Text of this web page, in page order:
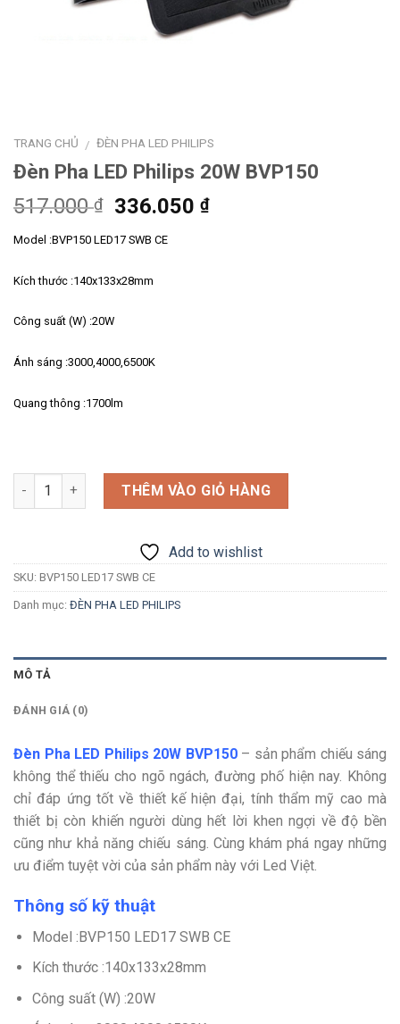
TRANG CHỦ / ĐÈN PHA LED PHILIPS
Đèn Pha LED Philips 20W BVP150
517.000₫
Giá
là:
336.050₫Giá
Model :BVP150 LED17 SWB CE
Kích thước :140x133x28mm
Công suất (W) :20W
Ánh sáng :3000,4000,6500K
Quang thông :1700lm
Số lượng THÊM VÀO GIỎ HÀNG
Add to wishlist
SKU: BVP150 LED17 SWB CE
Danh mục: ĐÈN PHA LED PHILIPS
MÔ TẢ
ĐÁNH GIÁ (0)
Đèn Pha LED Philips 20W BVP150– sản phẩm chiếu sáng
không thể thiếu cho ngõ ngách, đường phố hiện nay. Không
chỉ đáp ứng tốt về thiết kế hiện đại, tính thẩm mỹ cao mà
thiết bị còn khiến người dùng hết lời khen ngợi về độ bền
cũng như khả năng chiếu sáng. Cùng khám phá ngay những
ưu điểm tuyệt vời của sản phẩm này với Led Việt.
Thông số kỹ thuật
Model :BVP150 LED17 SWB CE
Kích thước :140x133x28mm
Công suất (W) :20W